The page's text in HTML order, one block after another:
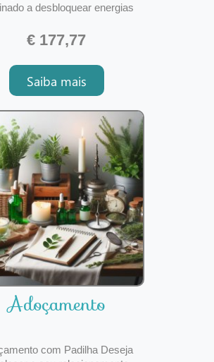
a desbloquear energias
e favorecer o movimento
da vida, abrindo espaço para
oportunidades, conquistas e
Nas tradições espirituais
afro-brasileiras, Exu e
€ 177,77
Saiba mais
Adoçamento
com Padilha Deseja